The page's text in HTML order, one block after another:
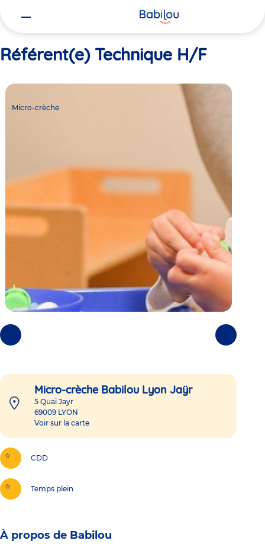
Référent(e) Technique H/F
Micro-
crèche
Jaÿr
Micro-crèche
Photos
précédentes
Photos
suivantes
Micro-crèche Babilou Lyon Jaÿr
5 Quai Jayr
69009 LYON
Voir sur la carte
CDD
Temps plein
À propos de Babilou